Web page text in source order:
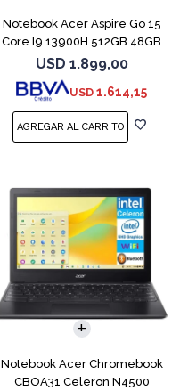
Notebook Acer Aspire Go 15
Core I9 13900H 512GB 48GB
15.6"
USD 1.899,00
USD 1.614,15
Notebook Acer Chromebook
CBOA31 Celeron N4500
COMPARAR